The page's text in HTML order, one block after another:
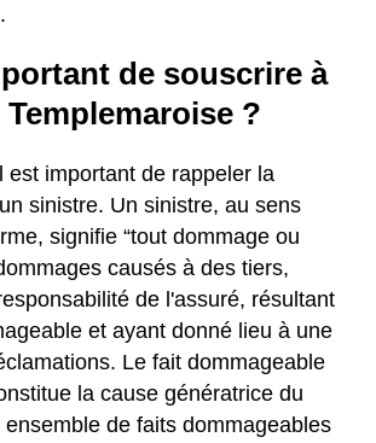
de souscrire à
Templemaroise ?
est important de rappeler la
sinistre. Un sinistre, au sens
signifie “tout dommage ou
causés à des tiers,
de l'assuré, résultant
et ayant donné lieu à une
Le fait dommageable
la cause génératrice du
de faits dommageables